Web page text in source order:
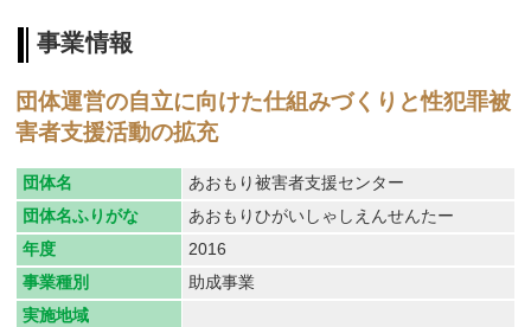
事業情報
団体運営の自立に向けた仕組みづくりと性犯罪被
害者支援活動の拡充
団体名
あおもり被害者支援センター
団体名ふりがな
あおもりひがいしゃしえんせんたー
年度
2016
事業種別
助成事業
実施地域